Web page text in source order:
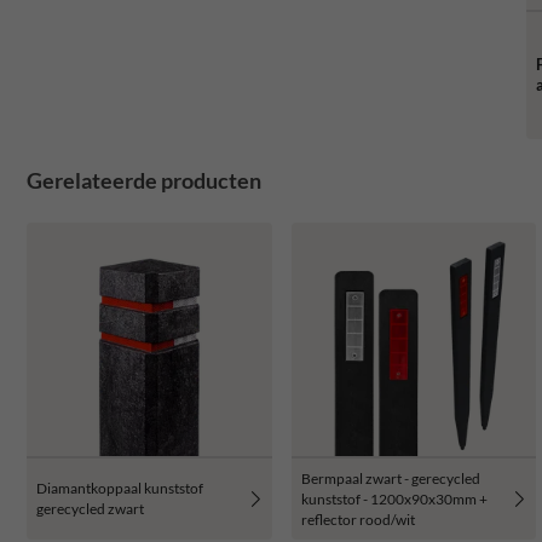
Gerelateerde producten
Diamantkoppaal kunststof
gerecycled zwart
Bermpaal zwart - gerecycled
kunststof - 1200x90x30mm +
reflector rood/wit